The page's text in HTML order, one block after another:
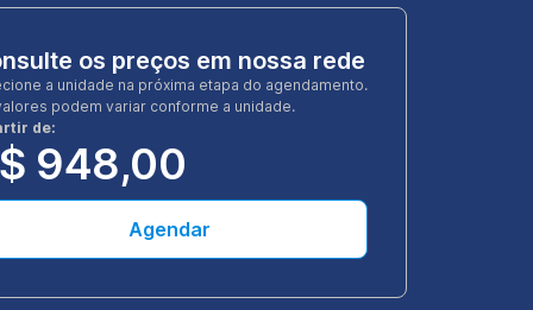
os preços em nossa rede
a unidade na próxima etapa do agendamento.
podem variar conforme a unidade.
de:
948,00
Agendar